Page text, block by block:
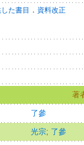
た書目 ． 資料改正
著
了參
光宗; 了參